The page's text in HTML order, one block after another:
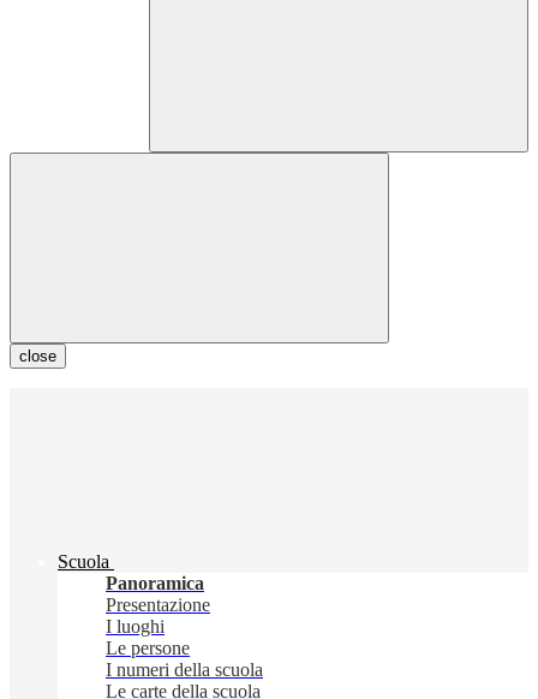
close
Scuola
Panoramica
Presentazione
I luoghi
Le persone
I numeri della scuola
Le carte della scuola